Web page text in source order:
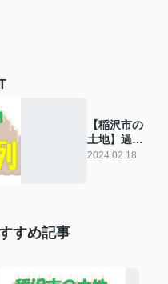
【稲沢市の
土地】過去
の販売事例
2024.02.18
すめ記事